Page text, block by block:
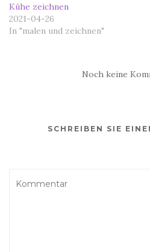
Kühe zeichnen
2021-04-26
In "malen und zeichnen"
Noch keine
SCHREIBEN SIE